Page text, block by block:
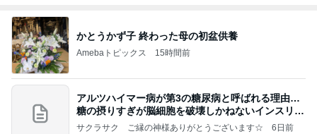
かとうかず子 終わった母の初盆供養
Amebaトピックス 15時間前
アルツハイマー病が第3の糖尿病と呼ばれる理由…
糖の摂りすぎが脳細胞を破壊しかねないインスリン
の恐
サクラサク ご縁の神様ありがとうございます☆ 6日前